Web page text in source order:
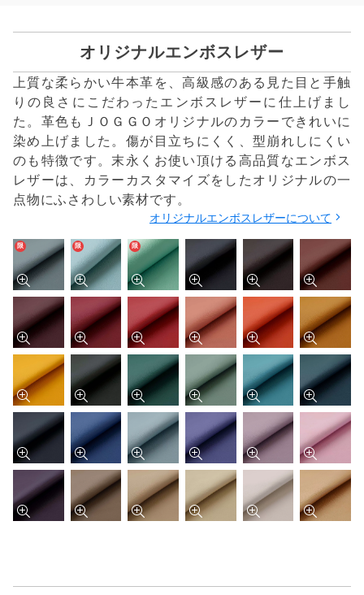
オリジナルエンボスレザー
上質な柔らかい牛本革を、高級感のある見た目と手触
りの良さにこだわったエンボスレザーに仕上げまし
た。革色もＪＯＧＧＯオリジナルのカラーできれいに
染め上げました。傷が目立ちにくく、型崩れしにくい
のも特徴です。末永くお使い頂ける高品質なエンボス
レザーは、カラーカスタマイズをしたオリジナルの一
点物にふさわしい素材です。
オリジナルエンボスレザーについて
限 限 限